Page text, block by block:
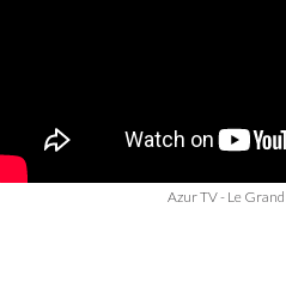
Azur TV - Le